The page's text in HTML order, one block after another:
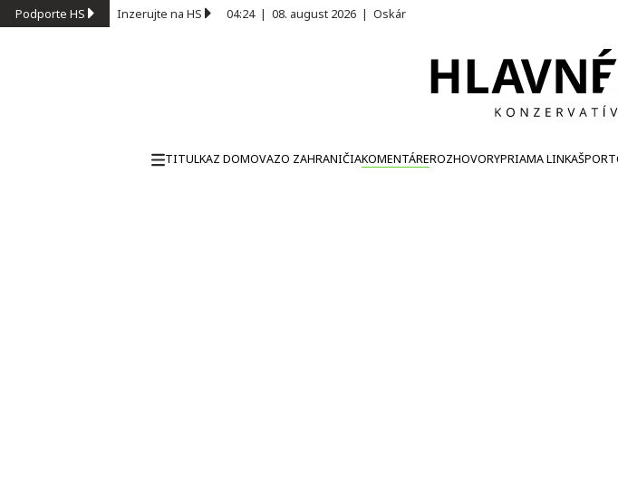
Podporte HS Inzerujte na HS 04:24| 08. august 2026 | Oskár
TITULKAZ DOMOVAZO ZAHRANIČIAKOMENTÁREROZHOVORYPRIAMA LINKAŠPORT